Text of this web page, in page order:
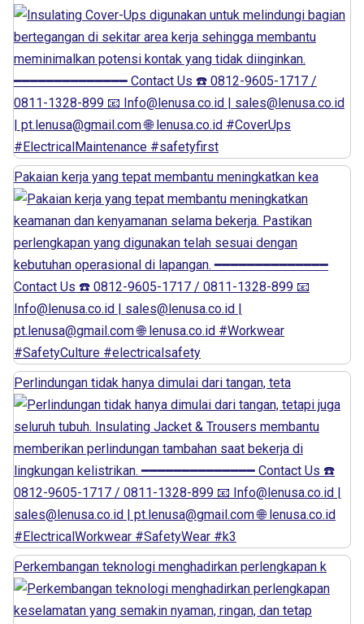
Pakaian kerja yang tepat membantu meningkatkan kea
Perlindungan tidak hanya dimulai dari tangan, teta
Perkembangan teknologi menghadirkan perlengkapan k